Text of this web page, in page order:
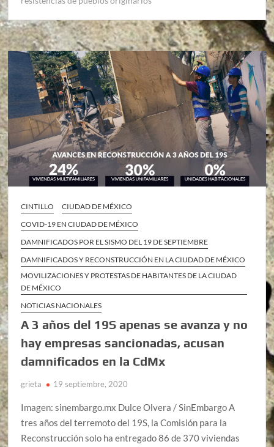
CINTILLO
CIUDAD DE MÉXICO
COVID-19 EN CIUDAD DE MÉXICO
DAMNIFICADOS POR EL SISMO DEL 19 DE SEPTIEMBRE
DAMNIFICADOS Y RECONSTRUCCIÓN EN LA CIUDAD DE MÉXICO
MOVILIZACIONES Y PROTESTAS DE HABITANTES DE LA CIUDAD
DE MÉXICO
NOTICIAS NACIONALES
A 3 años del 19S apenas se avanza y no
hay empresas sancionadas, acusan
damnificados en la CdMx
grieta 19 septiembre, 2020
Imagen: sinembargo.mx Dulce Olvera / SinEmbargo A
tres años del terremoto del 19S, la Comisión para la
Reconstrucción solo ha entregado 86 de 370 viviendas